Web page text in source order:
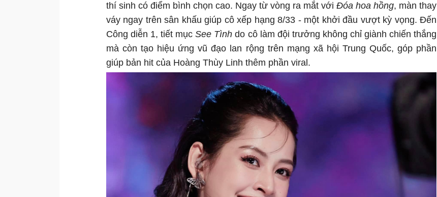
thí sinh có điểm bình chọn cao. Ngay từ vòng ra mắt với Đóa hoa hồng, màn thay
váy ngay trên sân khấu giúp cô xếp hạng 8/33 - một khởi đầu vượt kỳ vọng. Đến
Công diễn 1, tiết mụcSee Tình do cô làm đội trưởng không chỉ giành chiến thắng
mà còn tạo hiệu ứng vũ đạo lan rộng trên mạng xã hội Trung Quốc, góp phần
giúp bản hit của Hoàng Thùy Linh thêm phần viral.